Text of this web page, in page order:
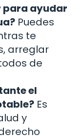
para ayudar
Puedes
te
arreglar
de
el
Es
y